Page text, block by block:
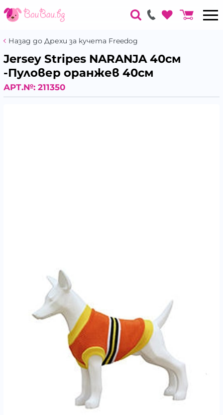
Назад до Дрехи за кучета Freedog
Jersey Stripes NARANJA 40см
-Пуловер оранжев 40см
АРТ.№: 211350